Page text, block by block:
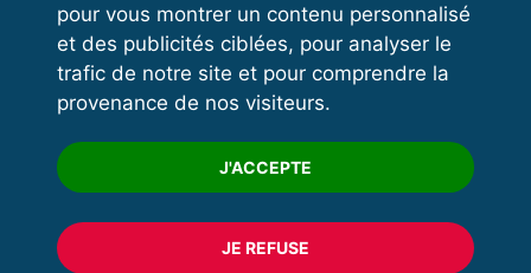
pour vous montrer un contenu personnalisé
et des publicités ciblées, pour analyser le
trafic de notre site et pour comprendre la
provenance de nos visiteurs.
J'ACCEPTE
JE REFUSE
Espace dirigeant
Espace licencié
Trouver un club
Formation